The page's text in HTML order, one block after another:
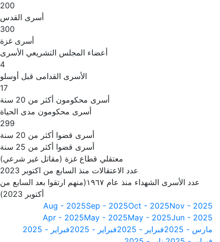
200
أسرى القدس
300
أسرى غزة
أعضاء المجلس التشريعي الأسرى
4
الأسرى القدامى قبل أوسلو
17
أسرى محكومون أكثر من 20 سنة
أسرى محكومون مدى الحياة
299
أسرى قضوا أكثر من 20 سنة
أسرى قضوا أكثر من 25 سنة
معتقلي قطاع غزة (مقاتل غير شرعي)
عدد الاعتقالات منذ السابع من اكتوبر 2023
عدد الأسرى الشهداء منذ عام ١٩٦٧(منهم ارتقوا بعد السابع من
أكتوبر 2023)
Nov - 2025
Oct - 2025
Sep - 2025
Aug - 2025
Jun - 2025
May - 2025
May - 2025
Apr - 2025
مارس - 2025
فبراير - 2025 فبراير - 2025
فبراير - 2025